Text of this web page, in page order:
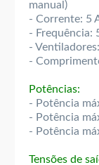
manual)
- Corrente: 5
- Frequência:
-
-
Potências:
- Potência
- Potência
- Potência
Tensões de